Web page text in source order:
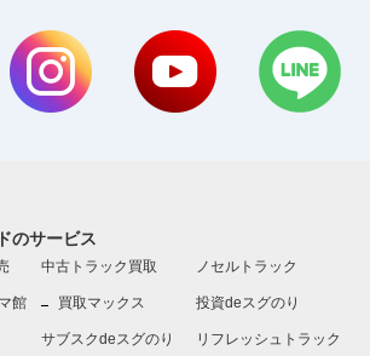
のサービス
館
中古トラック買取
買取マックス
サブスクdeスグのり
ノセルトラック
投資deスグのり
リフレッシュトラック